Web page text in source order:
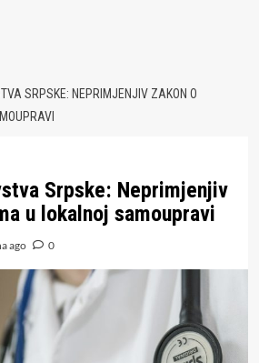
SRPSKE: NEPRIMJENJIV ZAKON O
Srpske: Neprimjenjiv
u lokalnoj samoupravi
ago 0